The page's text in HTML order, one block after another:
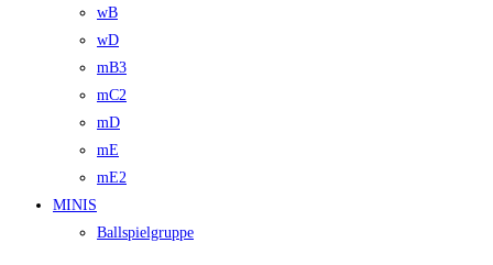
wB
wD
mB3
mC2
mD
mE
mE2
MINIS
Ballspielgruppe